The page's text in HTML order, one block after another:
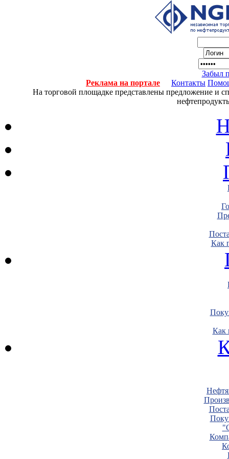
Забыл
Реклама на портале
Контакты
На торговой площадке представлены предложение и
Как
Как